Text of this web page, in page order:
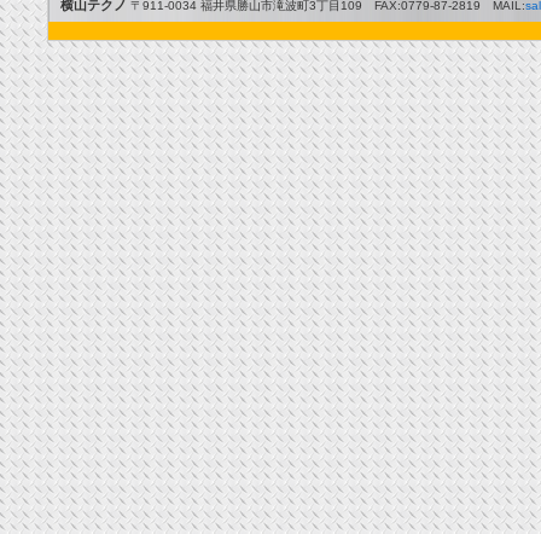
横山テクノ 〒911-0034 福井県勝山市滝波町3丁目109 FAX:0779-87-2819 MAIL: